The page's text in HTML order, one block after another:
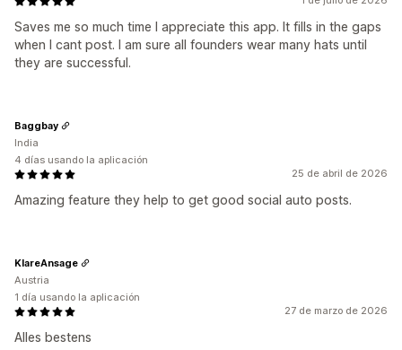
Saves me so much time I appreciate this app. It fills in the gaps
when I cant post. I am sure all founders wear many hats until
they are successful.
25 de abril de 2026
Amazing feature they help to get good social auto posts.
Baggbay
India
4 días usando la aplicación
27 de marzo de 2026
Alles bestens
KlareAnsage
Austria
1 día usando la aplicación